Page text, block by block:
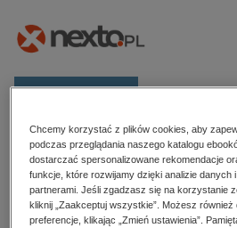
Kategorie
Zobacz wszystkie E-prasa
budownictwo, aranżacja
Strona główna Magdalena
Magdalena Kwiecień
Chcemy korzystać z plików cookies, aby
podczas przeglądania naszego katalogu
dostarczać spersonalizowane rekomendacje
funkcje, które rozwijamy dzięki analizie danych
partnerami. Jeśli zgadzasz się na korzystanie
kliknij „Zaakceptuj wszystkie”. Możesz
preferencje, klikając „Zmień ustawienia”.